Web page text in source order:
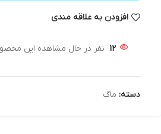
افزودن به علاقه مندی
12 نفر در حال مشاهده این
دسته: ماگ